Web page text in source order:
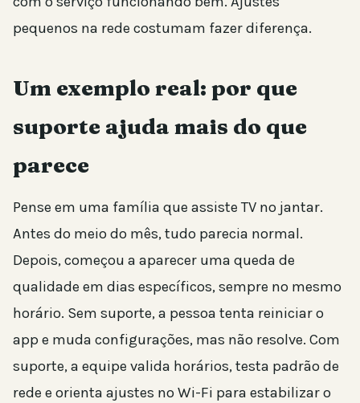
pequenos na rede costumam fazer diferença.
Um exemplo real: por que
suporte ajuda mais do que
parece
Pense em uma família que assiste TV no jantar.
Antes do meio do mês, tudo parecia normal.
Depois, começou a aparecer uma queda de
qualidade em dias específicos, sempre no mesmo
horário. Sem suporte, a pessoa tenta reiniciar o
app e muda configurações, mas não resolve. Com
suporte, a equipe valida horários, testa padrão de
rede e orienta ajustes no Wi-Fi para estabilizar o